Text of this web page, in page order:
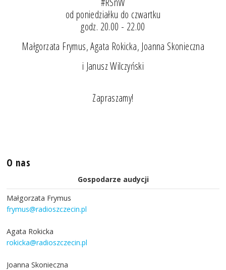
od poniedziałku do czwartku
godz. 20.00 - 22.00
Małgorzata Frymus, Agata Rokicka, Joanna Skonieczna
i Janusz Wilczyński
Zapraszamy!
O nas
Gospodarze audycji
Małgorzata Frymus
frymus@radioszczecin.pl
Agata Rokicka
rokicka@radioszczecin.pl
Joanna Skonieczna